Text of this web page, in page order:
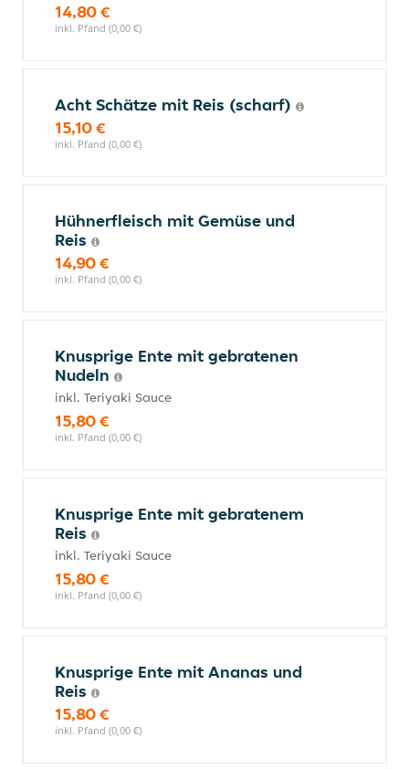
14,80 €
inkl. Pfand (0,00 €)
Acht Schätze mit Reis (scharf)
15,10 €
inkl. Pfand (0,00 €)
Hühnerfleisch mit Gemüse und
Reis
14,90 €
inkl. Pfand (0,00 €)
Knusprige Ente mit gebratenen
Nudeln
inkl. Teriyaki Sauce
15,80 €
inkl. Pfand (0,00 €)
Knusprige Ente mit gebratenem
Reis
inkl. Teriyaki Sauce
15,80 €
inkl. Pfand (0,00 €)
Knusprige Ente mit Ananas und
Reis
15,80 €
inkl. Pfand (0,00 €)